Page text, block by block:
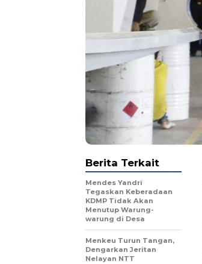
Berita Terkait
Mendes Yandri
Tegaskan Keberadaan
KDMP Tidak Akan
Menutup Warung-
warung di Desa
Menkeu Turun Tangan,
Dengarkan Jeritan
Nelayan NTT